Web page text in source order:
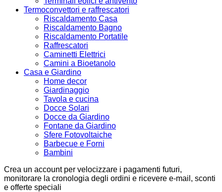
Termoconvettori e raffrescatori
Riscaldamento Casa
Riscaldamento Bagno
Riscaldamento Portatile
Raffrescatori
Caminetti Elettrici
Camini a Bioetanolo
Casa e Giardino
Home decor
Giardinaggio
Tavola e cucina
Docce Solari
Docce da Giardino
Fontane da Giardino
Sfere Fotovoltaiche
Barbecue e Forni
Bambini
Crea un account per velocizzare i pagamenti futuri,
monitorare la cronologia degli ordini e ricevere e-mail, sconti
e offerte speciali